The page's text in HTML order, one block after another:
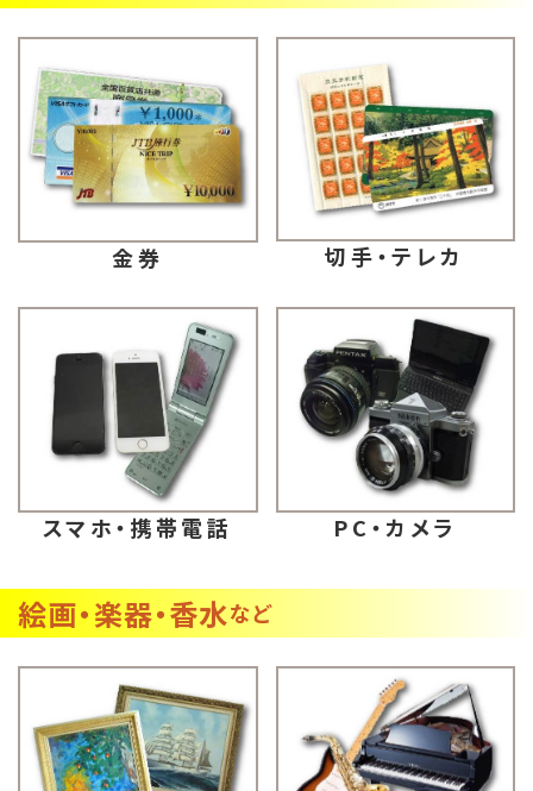
金券 切手・テレカ
スマホ・携帯電話 PC・カメラ
絵画・楽器・香水など